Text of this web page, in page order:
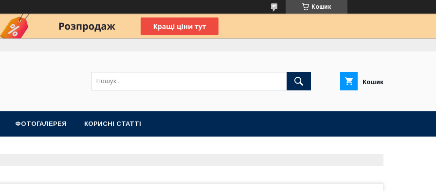
Кошик
Кошик
ФОТОГАЛЕРЕЯ КОРИСНІ СТАТТІ